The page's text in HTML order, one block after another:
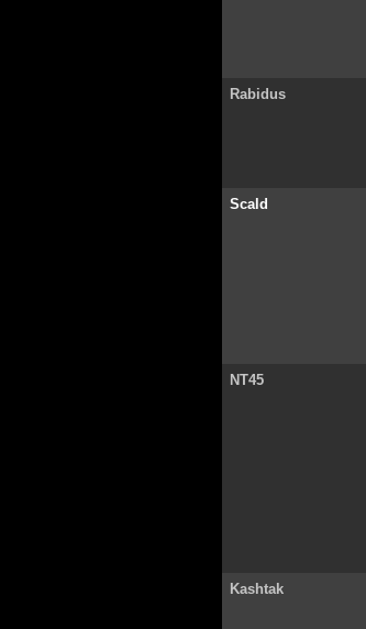
Rabidus
Scald
NT45
Kashtak